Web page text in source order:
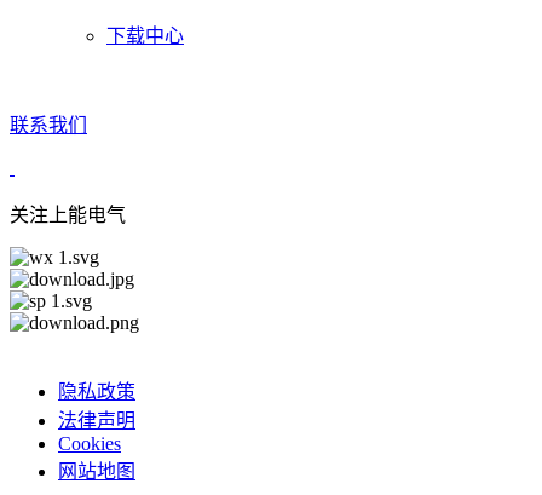
下载中心
联系我们
关注上能电气
隐私政策
法律声明
Cookies
网站地图